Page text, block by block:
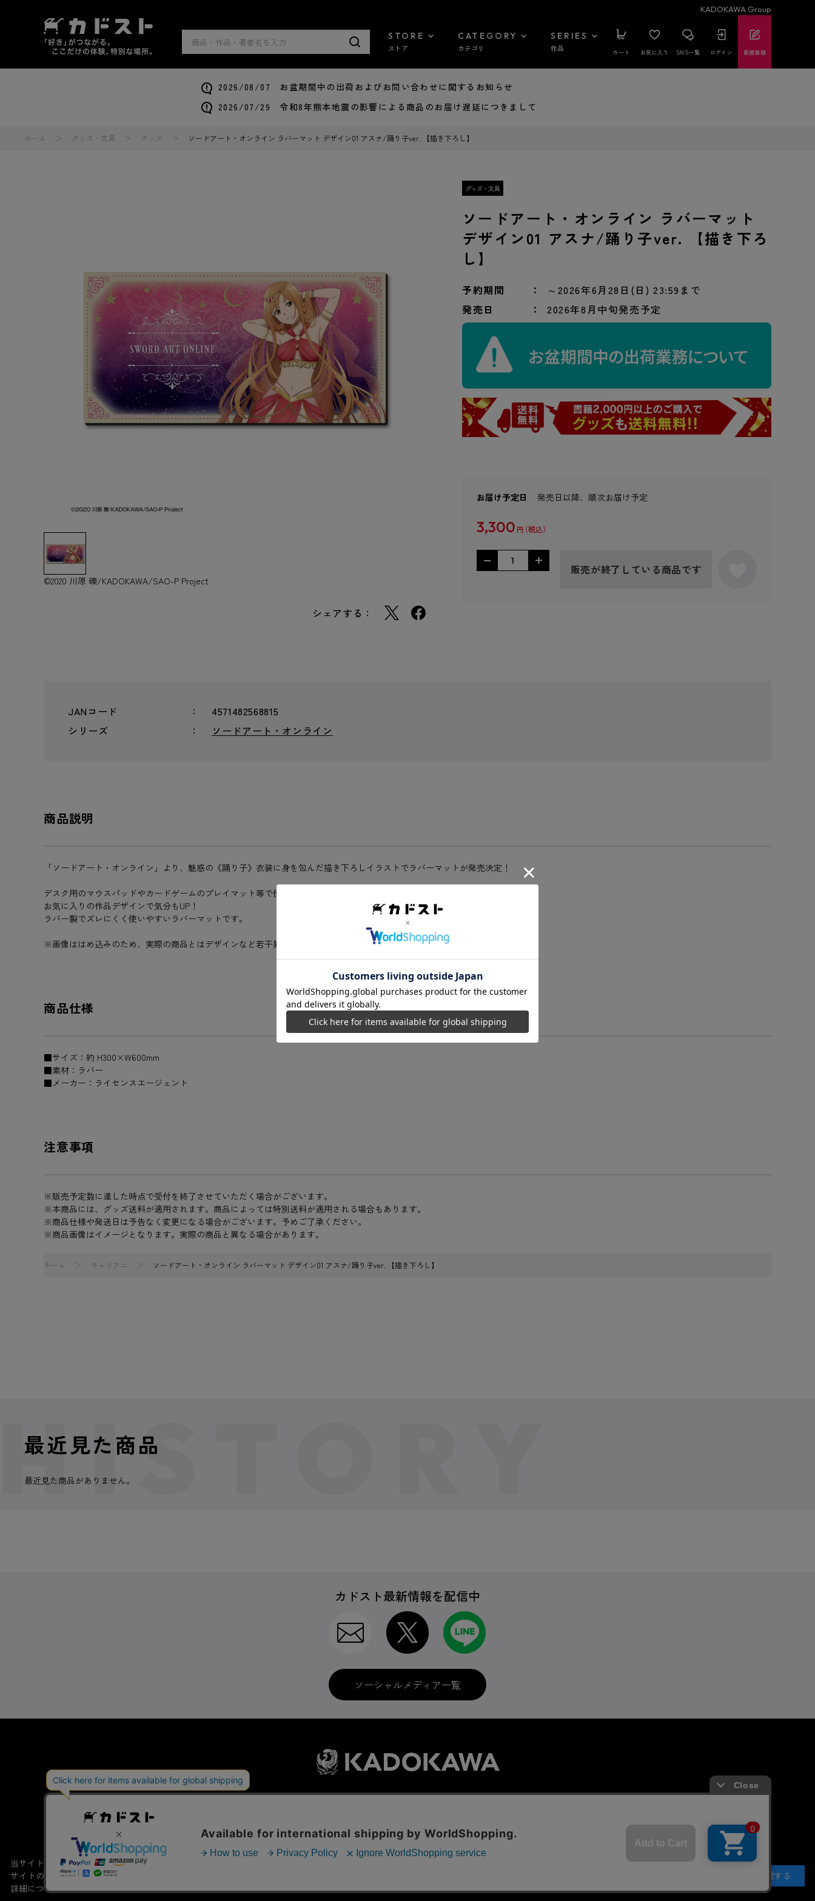
KADOKAWA Group
STORE
ストア
CATEGORY
カテゴリ
SERIES
作品 カート お気に入り SNS一覧 ログイン 新規登録
2026/08/07 お盆期間中の出荷およびお問い合わせに関するお知らせ
2026/07/29 令和8年熊本地震の影響による商品のお届け遅延につきまして
ホーム グッズ・文具 グッズ ソードアート・オンライン ラバーマット デザイン01 アスナ/踊り子ver. 【描き下ろし】
©2020 川原 礫/KADOKAWA/SAO-P Project
シェアする：
ソードアート・オンライン ラバーマット
デザイン01 アスナ/踊り子ver. 【描き下ろ
し】
予約期間
～2026年6月28日(日) 23:59まで
発売日
2026年8月中旬発売予定
お届け予定日 発売日以降、順次お届け予定
3,300 円
販売が終了している商品です
JANコード
4571482568815
シリーズ
ソードアート・オンライン
商品説明
「ソードアート・オンライン」より、魅惑の《踊り子》衣装に身を包んだ描き下ろしイラストでラバーマットが発売決定！
デスク用のマウスパッドやカードゲームのプレイマット等で使用できる大きめサイズ♪
お気に入りの作品デザインで気分もUP！
ラバー製でズレにくく使いやすいラバーマットです。
※画像ははめ込みのため、実際の商品とはデザインなど若干異なることがございます。
商品仕様
■サイズ：約 H300×W600mm
■素材：ラバー
■メーカー：ライセンスエージェント
注意事項
※販売予定数に達した時点で受付を終了させていただく場合がございます。
※本商品には、グッズ送料が適用されます。商品によっては特別送料が適用される場合もあります。
※商品仕様や発送日は予告なく変更になる場合がございます。予めご了承ください。
※商品画像はイメージとなります。実際の商品と異なる場合があります。
ホーム キャラアニ ソードアート・オンライン ラバーマット デザイン01 アスナ/踊り子ver. 【描き下ろし】
最近見た商品
最近見た商品がありません。
カドスト最新情報を配信中
ソーシャルメディア一覧
特定商取引法に関する表示
プライバシーポリシー International Shipping
当サイトでは利用体験の向上およびコンテンツの最適な提供、トラフィックの分析を目的としてCookieを使用しています。
サイトの閲覧を継続された場合、Cookieの利用に同意したことものといたします。
詳細についてはプライバシーポリシーをご確認ください。
承諾する